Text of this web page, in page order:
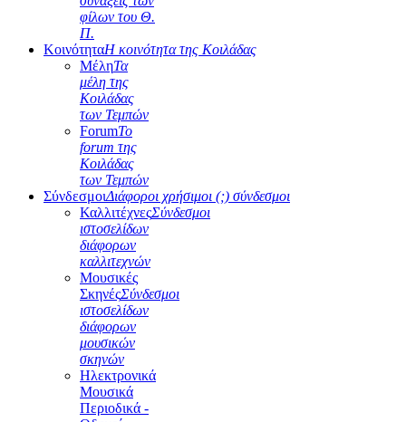
φίλων του Θ.
Π.
ΚοινότηταΗ κοινότητα της Κοιλάδας
ΜέληΤα
μέλη της
Κοιλάδας
των Τεμπών
ForumΤο
forum της
Κοιλάδας
των Τεμπών
ΣύνδεσμοιΔιάφοροι χρήσιμοι (;) σύνδεσμοι
ΚαλλιτέχνεςΣύνδεσμοι
ιστοσελίδων
διάφορων
καλλιτεχνών
Μουσικές
ΣκηνέςΣύνδεσμοι
ιστοσελίδων
διάφορων
μουσικών
σκηνών
Ηλεκτρονικά
Μουσικά
Περιοδικά -